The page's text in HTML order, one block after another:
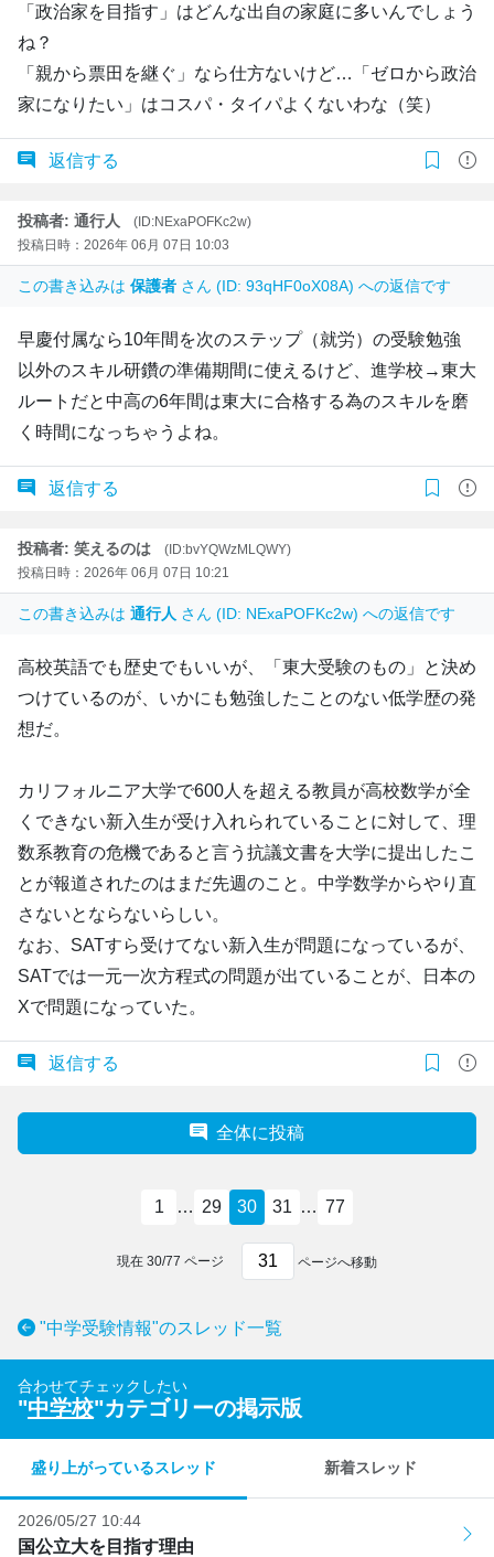
「政治家を目指す」はどんな出自の家庭に多いんでしょう
ね？
「親から票田を継ぐ」なら仕方ないけど…「ゼロから政治
家になりたい」はコスパ・タイパよくないわな（笑）
返信する
投稿者: 通行人
(ID:NExaPOFKc2w)
投稿日時：2026年 06月 07日 10:03
この書き込みは 保護者 さん (ID: 93qHF0oX08A) への返信です
早慶付属なら10年間を次のステップ（就労）の受験勉強
以外のスキル研鑽の準備期間に使えるけど、進学校→東大
ルートだと中高の6年間は東大に合格する為のスキルを磨
く時間になっちゃうよね。
返信する
投稿者: 笑えるのは
(ID:bvYQWzMLQWY)
投稿日時：2026年 06月 07日 10:21
この書き込みは 通行人 さん (ID: NExaPOFKc2w) への返信です
高校英語でも歴史でもいいが、「東大受験のもの」と決め
つけているのが、いかにも勉強したことのない低学歴の発
想だ。
カリフォルニア大学で600人を超える教員が高校数学が全
くできない新入生が受け入れられていることに対して、理
数系教育の危機であると言う抗議文書を大学に提出したこ
とが報道されたのはまだ先週のこと。中学数学からやり直
さないとならないらしい。
なお、SATすら受けてない新入生が問題になっているが、
SATでは一元一次方程式の問題が出ていることが、日本の
Xで問題になっていた。
返信する
全体に投稿
1 … 29 30 31 … 77
現在 30/77 ページ ページへ移動
"中学受験情報"のスレッド一覧
合わせてチェックしたい
"中学校"カテゴリーの掲示版
盛り上がっているスレッド 新着スレッド
2026/05/27 10:44
国公立大を目指す理由